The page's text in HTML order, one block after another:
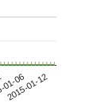
06
2015-01-12